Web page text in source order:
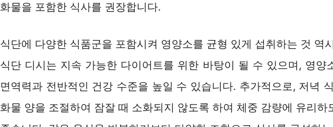
화물을 포함한 식사를 권장합니다.
식단에 다양한 식품군을 포함시켜 영양소를 균형 있게 섭취하는 것 역
식단 디시는 지속 가능한 다이어트를 위한 바탕이 될 수 있으며, 영양
면역력과 전반적인 건강 수준을 높일 수 있습니다. 추가적으로, 저녁
화물 양을 조절하여 잠잘 때 소화되지 않도록 하여 체중 감량에 유리하